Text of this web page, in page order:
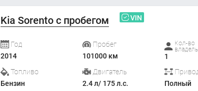
Kia Sorento с пробегом VIN
Год
2014
Пробег
101000 км
Кол-во
1
Топливо
Бензин
Двигатель
2.4 л/ 175 л.с.
Полный